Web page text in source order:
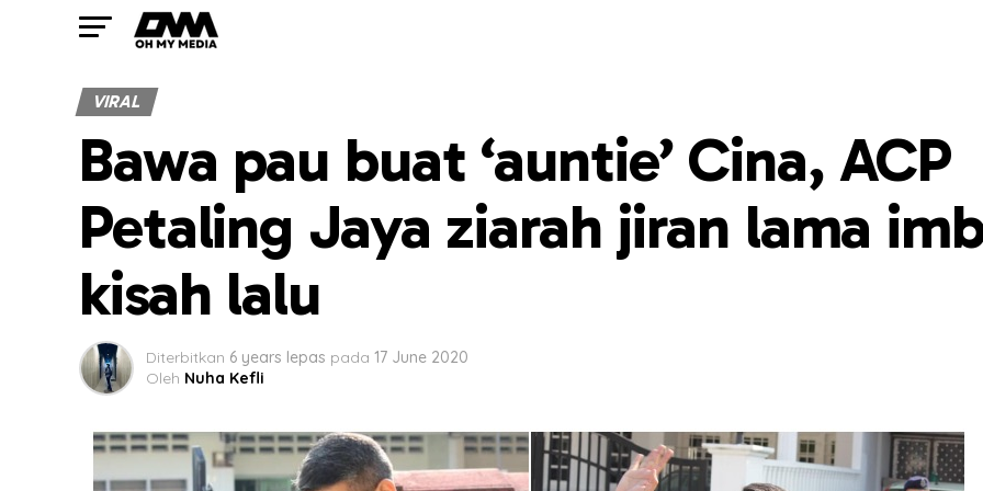
VIRAL
Bawa pau buat ‘auntie’ Cina, ACP
Petaling Jaya ziarah jiran lama
kisah lalu
Diterbitkan 6 years lepas pada 17 June 2020
Oleh Nuha Kefli